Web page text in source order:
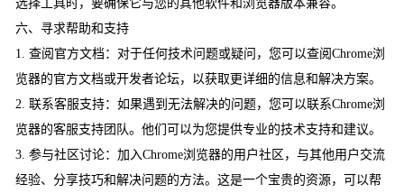
选择工具时，要确保它与您的其他软件和浏览器版本兼容。
六、寻求帮助和支持
1. 查阅官方文档：对于任何技术问题或疑问，您可以查阅Chrome浏
览器的官方文档或开发者论坛，以获取更详细的信息和解决方案。
2. 联系客服支持：如果遇到无法解决的问题，您可以联系Chrome浏
览器的客服支持团队。他们可以为您提供专业的技术支持和建议。
3. 参与社区讨论：加入Chrome浏览器的用户社区，与其他用户交流
经验、分享技巧和解决问题的方法。这是一个宝贵的资源，可以帮